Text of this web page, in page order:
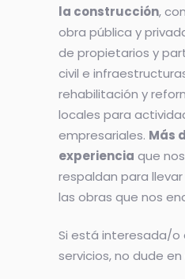
la construcción,
obra pública y
de propietarios y
civil e
rehabilitación y
locales para
empresariales. Más
experiencia que
respaldan para llevar
las obras que nos
Si está interesada/o
servicios, no dude en